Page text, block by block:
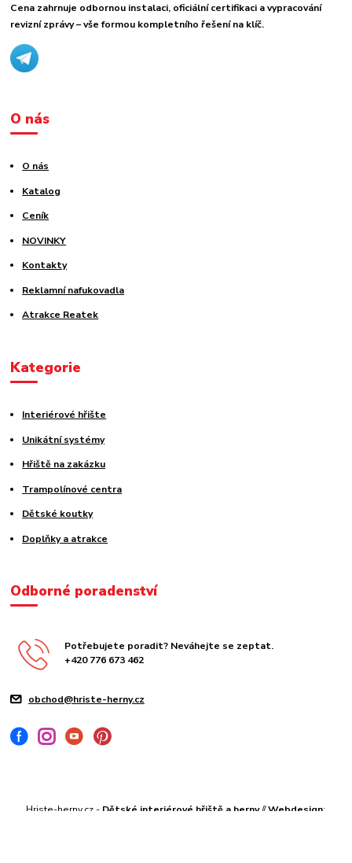
Cena zahrnuje odbornou instalaci, oficiální certifikaci a vypracování
revizní zprávy – vše formou kompletního řešení na klíč.
O nás
O nás
Katalog
Ceník
NOVINKY
Kontakty
Reklamní nafukovadla
Atrakce Reatek
Kategorie
Interiérové hřište
Unikátní systémy
Hřiště na zakázku
Trampolínové centra
Dětské koutky
Doplňky a atrakce
Odborné poradenství
Potřebujete poradit? Neváhejte se zeptat.
+420 776 673 462
obchod@hriste-herny.cz
Hriste-herny.cz - Dětské interiérové hřiště a herny//Webdesign: